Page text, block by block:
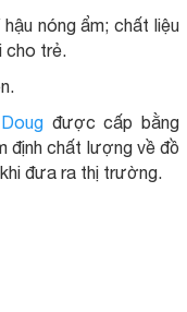
nóng ẩm; chất liệu
cho trẻ.
được cấp bằng
định chất lượng về đồ
đưa ra thị trường.